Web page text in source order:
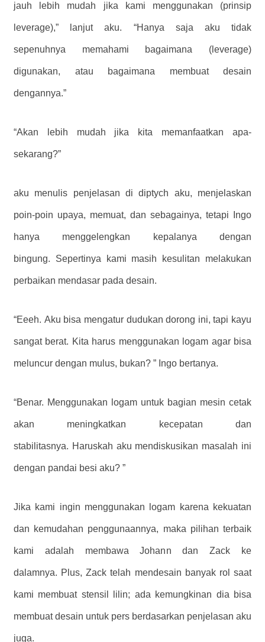
jauh lebih mudah jika kami menggunakan (prinsip
leverage),” lanjut aku. “Hanya saja aku tidak
sepenuhnya memahami bagaimana (leverage)
digunakan, atau bagaimana membuat desain
dengannya.”
“Akan lebih mudah jika kita memanfaatkan apa-
sekarang?”
aku menulis penjelasan di diptych aku, menjelaskan
poin-poin upaya, memuat, dan sebagainya, tetapi Ingo
hanya menggelengkan kepalanya dengan
bingung. Sepertinya kami masih kesulitan melakukan
perbaikan mendasar pada desain.
“Eeeh. Aku bisa mengatur dudukan dorong ini, tapi kayu
sangat berat. Kita harus menggunakan logam agar bisa
meluncur dengan mulus, bukan? ” Ingo bertanya.
“Benar. Menggunakan logam untuk bagian mesin cetak
akan meningkatkan kecepatan dan
stabilitasnya. Haruskah aku mendiskusikan masalah ini
dengan pandai besi aku? ”
Jika kami ingin menggunakan logam karena kekuatan
dan kemudahan penggunaannya, maka pilihan terbaik
kami adalah membawa Johann dan Zack ke
dalamnya. Plus, Zack telah mendesain banyak rol saat
kami membuat stensil lilin; ada kemungkinan dia bisa
membuat desain untuk pers berdasarkan penjelasan aku
juga.